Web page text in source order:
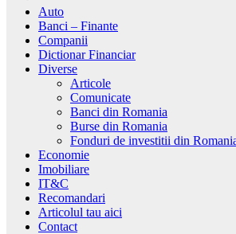
Auto
Banci – Finante
Companii
Dictionar Financiar
Diverse
Articole
Comunicate
Banci din Romania
Burse din Romania
Fonduri de investitii din
Economie
Imobiliare
IT&C
Recomandari
Articolul tau aici
Contact